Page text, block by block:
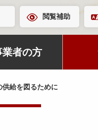
閲覧補助
業者の方
給を図るために